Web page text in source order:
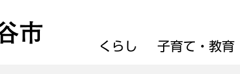
くらし 子育て・教育